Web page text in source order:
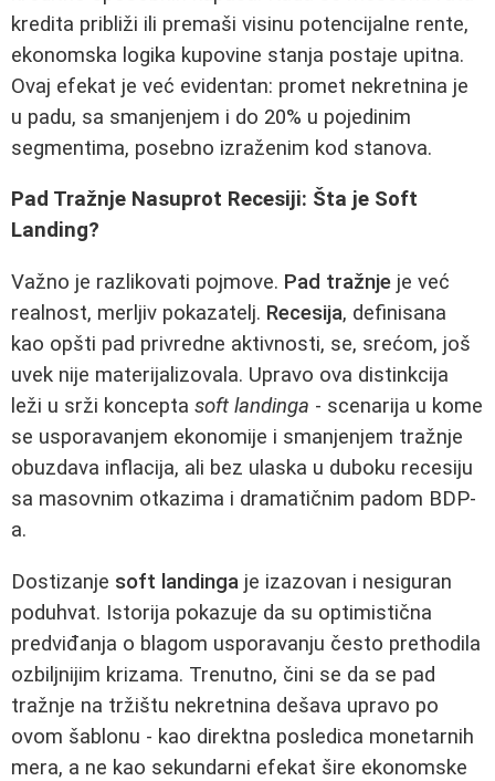
kredita približi ili premaši visinu potencijalne rente,
ekonomska logika kupovine stanja postaje upitna.
Ovaj efekat je već evidentan: promet nekretnina je
u padu, sa smanjenjem i do 20% u pojedinim
segmentima, posebno izraženim kod stanova.
Pad Tražnje Nasuprot Recesiji: Šta je Soft
Landing?
Važno je razlikovati pojmove. Pad tražnje je već
realnost, merljiv pokazatelj. Recesija, definisana
kao opšti pad privredne aktivnosti, se, srećom, još
uvek nije materijalizovala. Upravo ova distinkcija
leži u srži koncepta soft landinga - scenarija u kome
se usporavanjem ekonomije i smanjenjem tražnje
obuzdava inflacija, ali bez ulaska u duboku recesiju
sa masovnim otkazima i dramatičnim padom BDP-
a.
Dostizanje soft landinga je izazovan i nesiguran
poduhvat. Istorija pokazuje da su optimistična
predviđanja o blagom usporavanju često prethodila
ozbiljnijim krizama. Trenutno, čini se da se pad
tražnje na tržištu nekretnina dešava upravo po
ovom šablonu - kao direktna posledica monetarnih
mera, a ne kao sekundarni efekat šire ekonomske